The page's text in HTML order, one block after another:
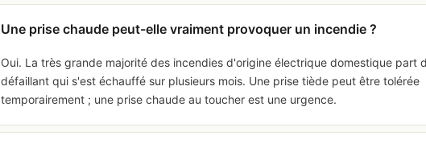
Une prise chaude peut-elle vraiment provoquer un incendie ?
Oui. La très grande majorité des incendies d'origine électrique domestique part
défaillant qui s'est échauffé sur plusieurs mois. Une prise tiède peut être tolérée
temporairement ; une prise chaude au toucher est une urgence.